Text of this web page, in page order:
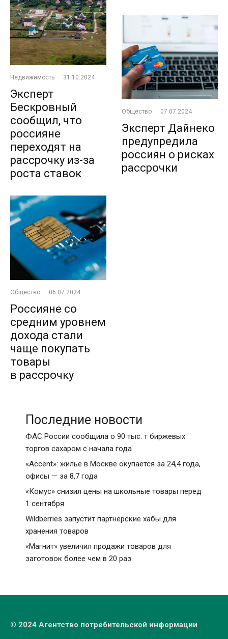
Недвижимость · 31.10.2024
Эксперт
Бескровный
сообщил, что
россияне
переходят на
рассрочку из-за
роста ставок
Общество · 06.07.2024
Россияне со
средним уровнем
дохода стали
чаще покупать
товары
в рассрочку
Общество · 07.07.2024
Эксперт Дайнеко
предупредила
россиян о рисках
рассрочки
Последние новости
ФАС России сообщила о 90 тыс. т биржевых
торгов сахаром с начала года
«Accent»: жилье в Москве окупается за 24,4 года,
офисы — за 8,7 года
«Комус» снизил цены на школьные товары перед
1 сентября
Wildberries запустит партнерские хабы для
хранения товаров
«Магнит» увеличил продажи товаров для
заготовок более чем в 20 раз
© 2024 Агентство потребительской информации